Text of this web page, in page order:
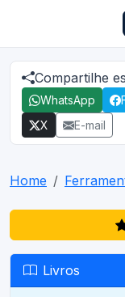
Compartilhe
WhatsApp
X
E-mail
Home
Livros